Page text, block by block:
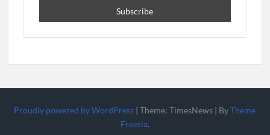
Proudly powered by WordPress |Theme: TimesNews | ByTheme
Freesia.